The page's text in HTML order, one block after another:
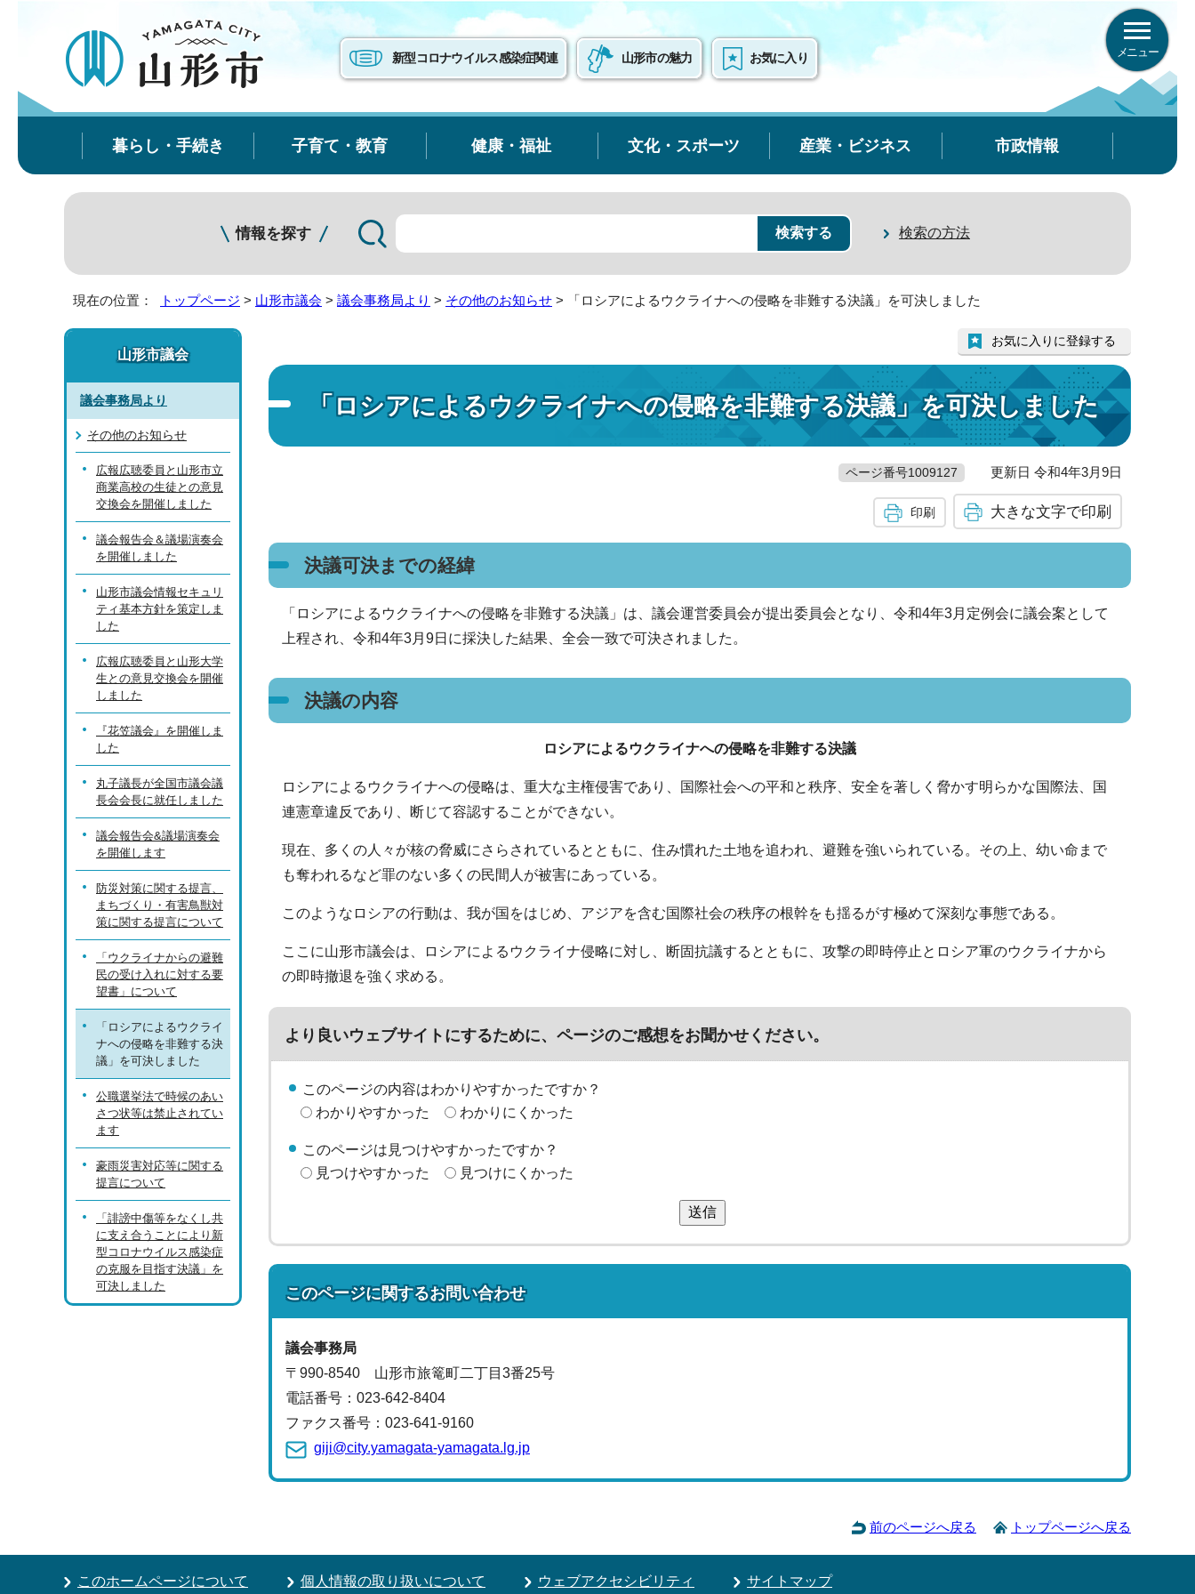
新型コロナウイルス感染症関連 山形市の魅力 お気に入り メニュー
暮らし・手続き 子育て・教育 健康・福祉 文化・スポーツ 産業・ビジネス 市政情報
情報を探す 検索の方法
現在の位置： トップページ > 山形市議会 > 議会事務局より > その他のお知らせ > 「ロシアによるウクライナへの侵略を非難する決議」を可決しました
「ロシアによるウクライナへの侵略を非難する決議」を可決しました
お気に入りに登録する
ページ番号1009127 更新日 令和4年3月9日
印刷 大きな文字で印刷
決議可決までの経緯
「ロシアによるウクライナへの侵略を非難する決議」は、議会運営委員会が提出委員会となり、令和4年3月定例会に議会案として
上程され、令和4年3月9日に採決した結果、全会一致で可決されました。
決議の内容
ロシアによるウクライナへの侵略を非難する決議
ロシアによるウクライナへの侵略は、重大な主権侵害であり、国際社会への平和と秩序、安全を著しく脅かす明らかな国際法、国
連憲章違反であり、断じて容認することができない。
現在、多くの人々が核の脅威にさらされているとともに、住み慣れた土地を追われ、避難を強いられている。その上、幼い命まで
も奪われるなど罪のない多くの民間人が被害にあっている。
このようなロシアの行動は、我が国をはじめ、アジアを含む国際社会の秩序の根幹をも揺るがす極めて深刻な事態である。
ここに山形市議会は、ロシアによるウクライナ侵略に対し、断固抗議するとともに、攻撃の即時停止とロシア軍のウクライナから
の即時撤退を強く求める。
より良いウェブサイトにするために、ページのご感想をお聞かせください。
このページの内容はわかりやすかったですか？
わかりやすかった
わかりにくかった
このページは見つけやすかったですか？
見つけやすかった
見つけにくかった
送信
このページに関するお問い合わせ
議会事務局
〒990-8540 山形市旅篭町二丁目3番25号
電話番号： 023-642-8404
ファクス番号：023-641-9160
giji@city.yamagata-yamagata.lg.jp
山形市議会
議会事務局より
その他のお知らせ
広報広聴委員と山形市立
商業高校の生徒との意見
交換会を開催しました
議会報告会＆議場演奏会
を開催しました
山形市議会情報セキュリ
ティ基本方針を策定しま
した
広報広聴委員と山形大学
生との意見交換会を開催
しました
『花笠議会』を開催しま
した
丸子議長が全国市議会議
長会会長に就任しました
議会報告会&議場演奏会
を開催します
防災対策に関する提言、
まちづくり・有害鳥獣対
策に関する提言について
「ウクライナからの避難
民の受け入れに対する要
望書」について
「ロシアによるウクライ
ナへの侵略を非難する決
議」を可決しました
公職選挙法で時候のあい
さつ状等は禁止されてい
ます
豪雨災害対応等に関する
提言について
「誹謗中傷等をなくし共
に支え合うことにより新
型コロナウイルス感染症
の克服を目指す決議」を
可決しました
前のページへ戻る トップページへ戻る
このホームページについて 個人情報の取り扱いについて ウェブアクセシビリティ サイトマップ